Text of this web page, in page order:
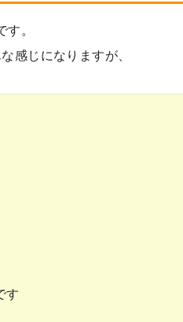
。
感じになりますが、
す